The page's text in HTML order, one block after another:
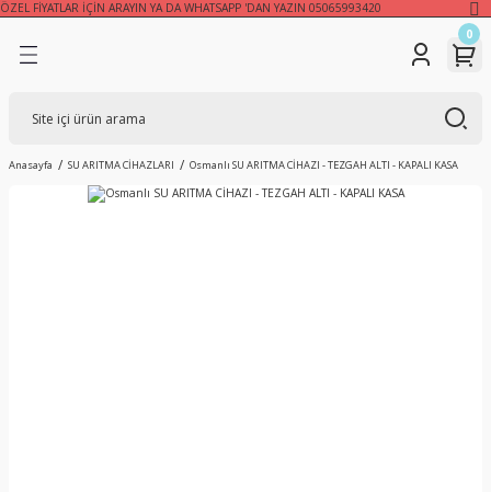
ÖZEL FİYATLAR İÇİN ARAYIN YA DA WHATSAPP 'DAN YAZIN 05065993420
0
Anasayfa SU ARITMA CİHAZLARI Osmanlı SU ARITMA CİHAZI - TEZGAH ALTI - KAPALI KASA
STATİK BOYALI ÇAY
KAZANI
ÇELİK SEMAVER